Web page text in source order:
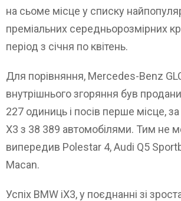
на сьоме місце у списку
преміальних середньорозмірних
період з січня по квітень.
Для порівняння, Mercedes-Benz
внутрішнього згоряння був
227 одиниць і посів перше місце,
X3 з 38 389 автомобілями. Тим не
випередив Polestar 4, Audi Q5
Macan.
Успіх BMW iX3, у поєднанні зі